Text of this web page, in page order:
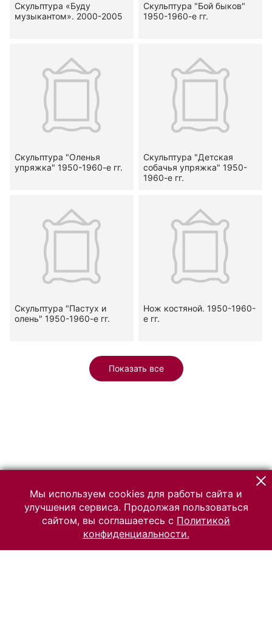
Скульптура «Буду
музыкантом». 2000-2005
Скульптура "Бой быков"
1950-1960-е гг.
Скульптура "Оленья
упряжка" 1950-1960-е гг.
Скульптура "Детская
собачья упряжка" 1950-
1960-е гг.
Скульптура "Пастух и
олень" 1950-1960-е гг.
Нож костяной. 1950-1960-
е гг.
Показать все
Мы используем cookies для работы сайта и
улучшения сервиса. Продолжая пользоваться
сайтом, вы соглашаетесь с Политикой
конфиденциальности.